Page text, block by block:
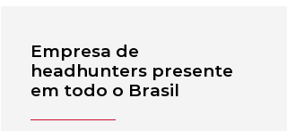
Empresa de
headhunters presente
em todo o Brasil